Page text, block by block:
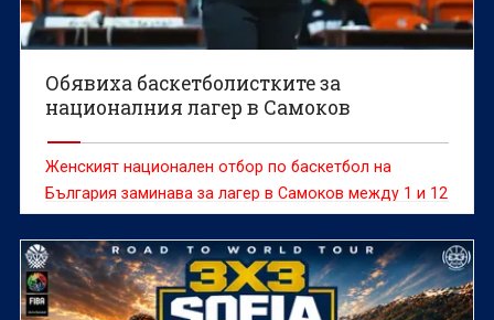
Обявиха баскетболистките за
националния лагер в Самоков
Женският национален отбор по баскетбол на
България заминава за лагер в Самоков между 1 и 12
юни.